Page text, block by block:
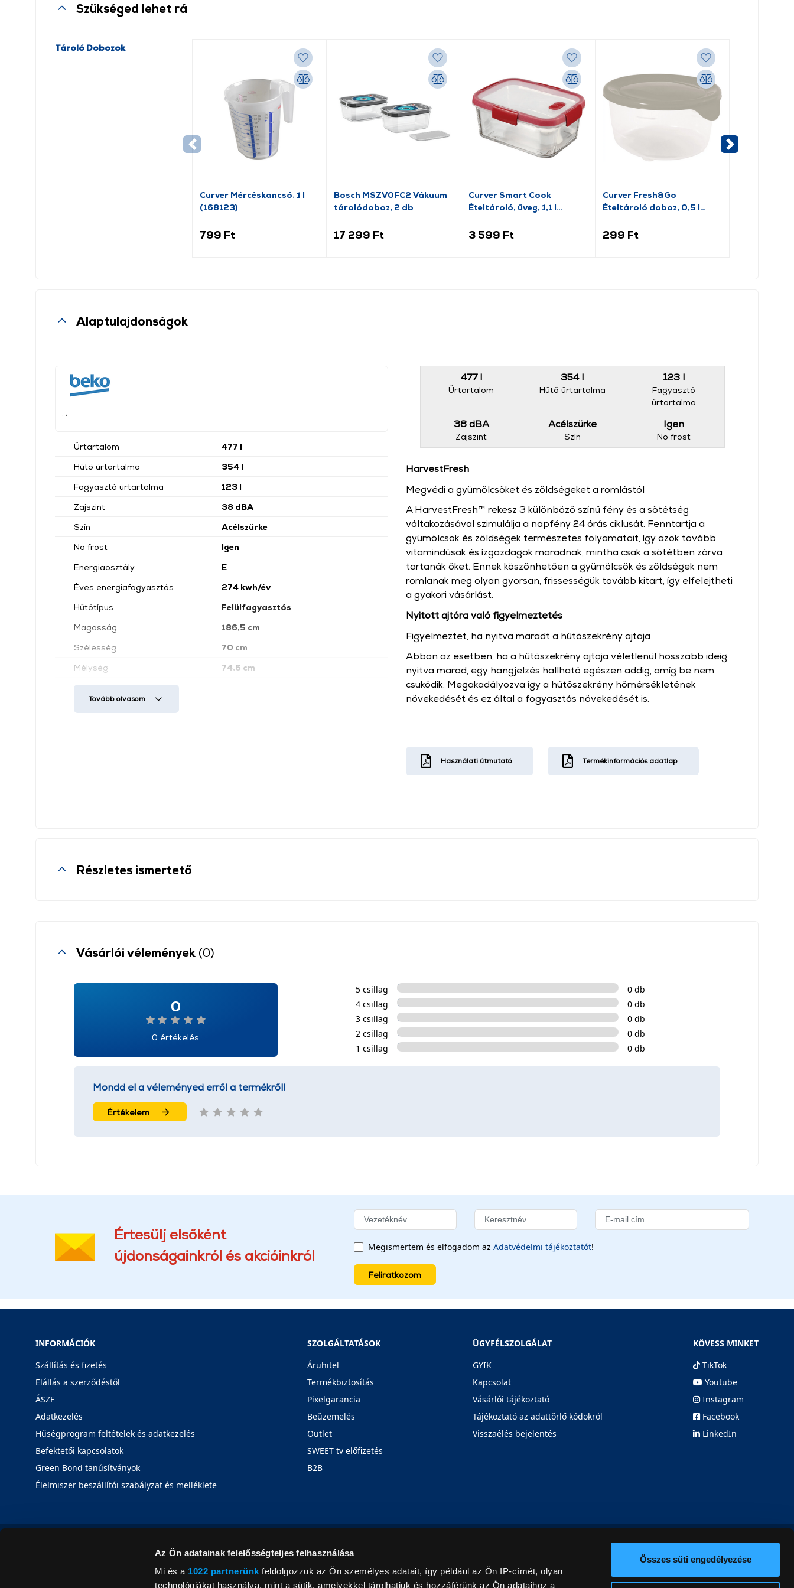
Az Ön adatainak felelősségteljes felhasználása
Mi és a 1022 partnerünk feldolgozzuk az Ön személyes adatait, így például az Ön IP-címét, olyan
technológiákat használva, mint a sütik, amelyekkel tárolhatjuk és hozzáférünk az Ön adataihoz a
Összes süti engedélyezése
Szükséged lehet rá
Tároló Dobozok
Curver Mércéskancsó, 1 l
(168123)
799 Ft
Bosch MSZV0FC2 Vákuum
tárolódoboz, 2 db
17 299 Ft
Curver Smart Cook
Ételtároló, üveg, 1,1 l
3 599 Ft
Curver Fresh&Go
Ételtároló doboz, 0,5 l
299 Ft
Alaptulajdonságok
Űrtartalom
477 l
Hűtő űrtartalma
354 l
Fagyasztó űrtartalma
123 l
Zajszint
38 dBA
Szín
Acélszürke
No frost
Igen
Energiaosztály
E
Éves energiafogyasztás
274 kwh/év
Hűtőtípus
Felülfagyasztós
Magasság
186,5 cm
Szélesség
70 cm
Mélység
74,6 cm
Gyorsfagyasztás funkció
Tovább olvasom
477 l
Űrtartalom
354 l
Hűtő űrtartalma
123 l
Fagyasztó
űrtartalma
38 dBA
Zajszint
Acélszürke
Szín
Igen
No frost
HarvestFresh
Megvédi a gyümölcsöket és zöldségeket a romlástól
A HarvestFresh™ rekesz 3 különböző színű fény és a sötétség
váltakozásával szimulálja a napfény 24 órás ciklusát. Fenntartja a
gyümölcsök és zöldségek természetes folyamatait, így azok tovább
vitamindúsak és ízgazdagok maradnak, mintha csak a sötétben zárva
tartanák őket. Ennek köszönhetően a gyümölcsök és zöldségek nem
romlanak meg olyan gyorsan, frissességük tovább kitart, így elfelejtheti
a gyakori vásárlást.
Nyitott ajtóra való figyelmeztetés
Figyelmeztet, ha nyitva maradt a hűtőszekrény ajtaja
Abban az esetben, ha a hűtőszekrény ajtaja véletlenül hosszabb ideig
nyitva marad, egy hangjelzés hallható egészen addig, amíg be nem
csukódik. Megakadályozva így a hűtőszekrény hőmérsékletének
növekedését és ez által a fogyasztás növekedését is.
Használati útmutató Termékinformációs adatlap
Részletes ismertető
Vásárlói vélemények (0)
0
0 értékelés
5 csillag
0 db
4 csillag
0 db
3 csillag
0 db
2 csillag
0 db
1 csillag
0 db
Mondd el a véleményed erről a termékről!
Értékelem
Értesülj elsőként
újdonságainkról és akcióinkról
Megismertem és elfogadom az Adatvédelmi tájékoztatót!
Feliratkozom
INFORMÁCIÓK
Szállítás és fizetés
Elállás a szerződéstől
ÁSZF
Adatkezelés
Hűségprogram feltételek és adatkezelés
Befektetői kapcsolatok
Green Bond tanúsítványok
Élelmiszer beszállítói szabályzat és melléklete
SZOLGÁLTATÁSOK
Áruhitel
Termékbiztosítás
Pixelgarancia
Beüzemelés
Outlet
SWEET tv előfizetés
B2B
ÜGYFÉLSZOLGÁLAT
GYIK
Kapcsolat
Vásárlói tájékoztató
Tájékoztató az adattörlő kódokról
Visszaélés bejelentés
KÖVESS MINKET
TikTok
Youtube
Instagram
Facebook
LinkedIn